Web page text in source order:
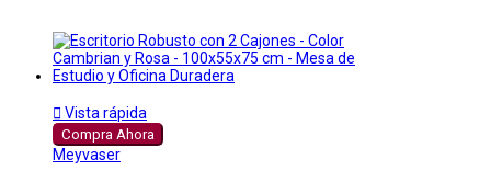
 Vista rápida
Compra Ahora
Meyvaser